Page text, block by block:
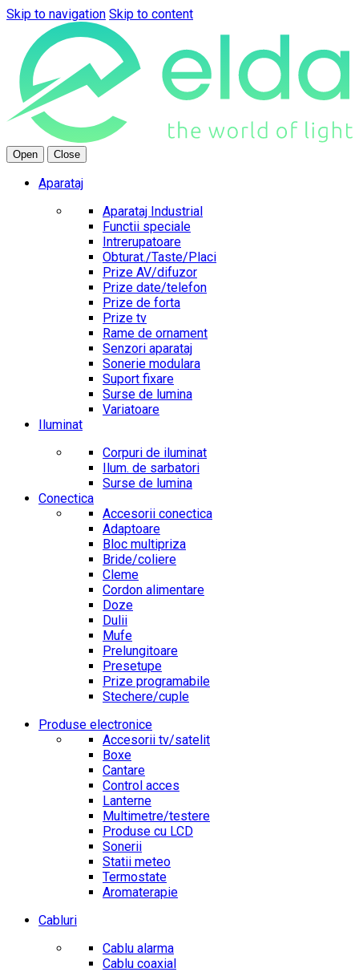
Skip to navigation Skip to content
Open Close
Aparataj
Aparataj Industrial
Functii speciale
Intrerupatoare
Obturat./Taste/Placi
Prize AV/difuzor
Prize date/telefon
Prize de forta
Prize tv
Rame de ornament
Senzori aparataj
Sonerie modulara
Suport fixare
Surse de lumina
Variatoare
Iluminat
Corpuri de iluminat
Ilum. de sarbatori
Surse de lumina
Conectica
Accesorii conectica
Adaptoare
Bloc multipriza
Bride/coliere
Cleme
Cordon alimentare
Doze
Dulii
Mufe
Prelungitoare
Presetupe
Prize programabile
Stechere/cuple
Produse electronice
Accesorii tv/satelit
Boxe
Cantare
Control acces
Lanterne
Multimetre/testere
Produse cu LCD
Sonerii
Statii meteo
Termostate
Aromaterapie
Cabluri
Cablu alarma
Cablu coaxial